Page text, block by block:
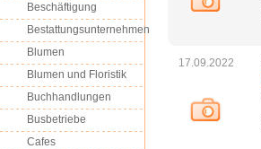
17.09.2022
Beschäftigung
Bestattungsunternehmen
Blumen
Blumen und Floristik
Buchhandlungen
Busbetriebe
Cafes